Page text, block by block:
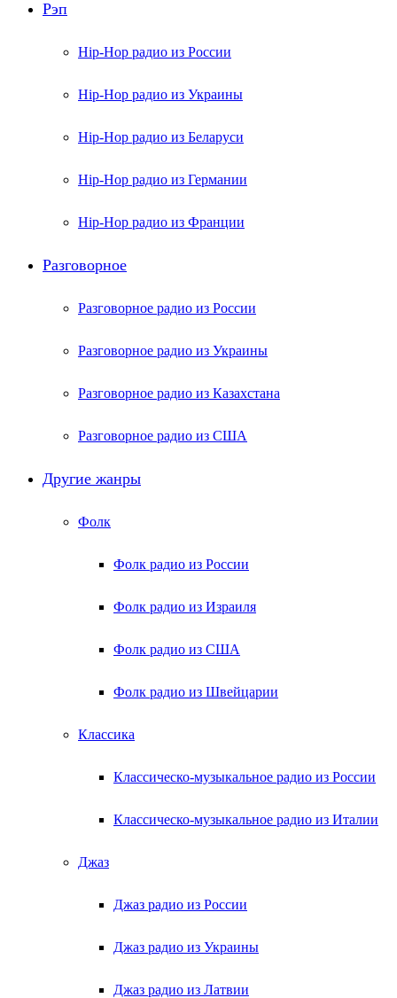
Рэп
Hip-Hop радио из России
Hip-Hop радио из Украины
Hip-Hop радио из Беларуси
Hip-Hop радио из Германии
Hip-Hop радио из Франции
Разговорное
Разговорное радио из России
Разговорное радио из Украины
Разговорное радио из Казахстана
Разговорное радио из США
Другие жанры
Фолк
Фолк радио из России
Фолк радио из Израиля
Фолк радио из США
Фолк радио из Швейцарии
Классика
Классическо-музыкальное радио из России
Классическо-музыкальное радио из Италии
Джаз
Джаз радио из России
Джаз радио из Украины
Джаз радио из Латвии